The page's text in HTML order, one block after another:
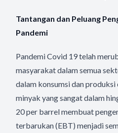
Tantangan dan Peluang
Pandemi
Pandemi Covid 19 telah
masyarakat dalam semua
dalam konsumsi dan produksi
minyak yang sangat dalam
20 per barrel membuat
terbarukan (EBT) menjadi